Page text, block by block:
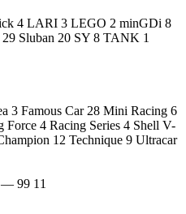
4 LARI 3 LEGO 2 minGDi 8
29 Sluban 20 SY 8 TANK 1
3 Famous Car 28 Mini Racing 6
Force 4 Racing Series 4 Shell V-
12 Technique 9 Ultracar
— 99 11